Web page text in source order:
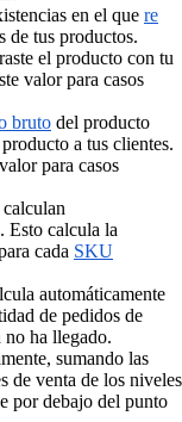
en el que re
de tus productos.
el producto con tu
valor para casos
bruto del producto
a tus clientes.
para casos
Esto calcula la
cada SKU
automáticamente
de pedidos de
ha llegado.
sumando las
de venta de los niveles
por debajo del punto